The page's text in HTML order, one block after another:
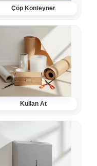
Çöp Konteyner
Kullan At